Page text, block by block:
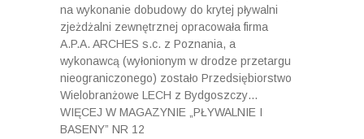
na wykonanie dobudowy do krytej pływalni
zjeżdżalni zewnętrznej opracowała firma
A.P.A. ARCHES s.c. z Poznania, a
wykonawcą (wyłonionym w drodze przetargu
nieograniczonego) zostało Przedsiębiorstwo
Wielobranżowe LECH z Bydgoszczy…
WIĘCEJ W MAGAZYNIE „PŁYWALNIE I
BASENY” NR 12